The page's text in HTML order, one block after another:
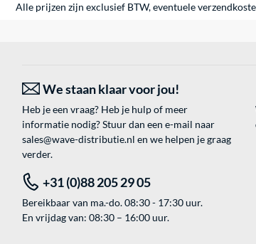
Alle prijzen zijn exclusief BTW, eventuele
We staan klaar voor jou!
Heb je een vraag? Heb je hulp of meer
informatie nodig? Stuur dan een e-mail naar
sales@wave-distributie.nl en we helpen je graag
verder.
+31 (0)88 205 29 05
Bereikbaar van ma.-do. 08:30 - 17:30 uur.
En vrijdag van: 08:30 – 16:00 uur.